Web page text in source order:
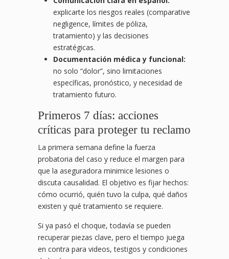
explicarte los riesgos reales (comparative
negligence, límites de póliza,
tratamiento) y las decisiones
estratégicas.
Documentación médica y funcional:
no solo “dolor”, sino limitaciones
específicas, pronóstico, y necesidad de
tratamiento futuro.
Primeros 7 días: acciones
críticas para proteger tu reclamo
La primera semana define la fuerza
probatoria del caso y reduce el margen para
que la aseguradora minimice lesiones o
discuta causalidad. El objetivo es fijar hechos:
cómo ocurrió, quién tuvo la culpa, qué daños
existen y qué tratamiento se requiere.
Si ya pasó el choque, todavía se pueden
recuperar piezas clave, pero el tiempo juega
en contra para videos, testigos y condiciones